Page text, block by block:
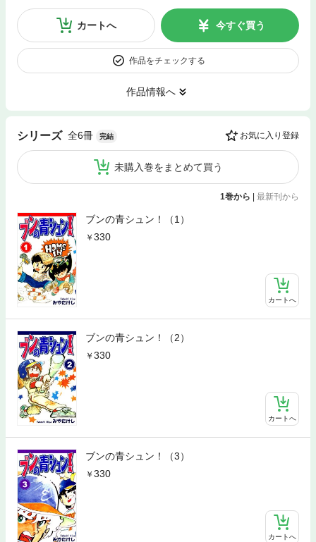
カートへ 今すぐ買う
作品をチェックする
作品情報へ
シリーズ 全6冊 完結 お気に入り登録
未購入巻をまとめて買う
1巻から 最新刊から
ブンの青シュン！（1）
330
カートへ
ブンの青シュン！（2）
330
カートへ
ブンの青シュン！（3）
330
カートへ